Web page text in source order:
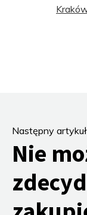
Następny artykuł
Nie